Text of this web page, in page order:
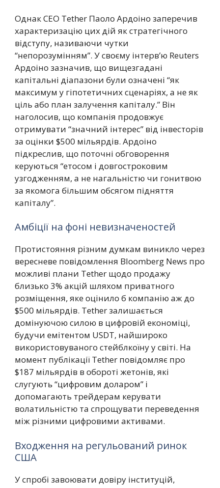
Однак CEO Тether Паоло Ардоіно заперечив
характеризацію цих дій як стратегічного
відступу, називаючи чутки
“непорозумінням”. У своєму інтерв’ю Reuters
Ардоіно зазначив, що вищезгадані
капітальні діапазони були означені “як
максимум у гіпотетичних сценаріях, а не як
ціль або план залучення капіталу.” Він
наголосив, що компанія продовжує
отримувати “значний інтерес” від інвесторів
за оцінки $500 мільярдів. Ардоіно
підкреслив, що поточні обговорення
керуються “етосом і довгостроковим
узгодженням, а не нагальністю чи гонитвою
за якомога більшим обсягом підняття
капіталу”.
Амбіції на фоні невизначеностей
Протистояння різним думкам виникло через
вересневе повідомлення Bloomberg News про
можливі плани Tether щодо продажу
близько 3% акцій шляхом приватного
розміщення, яке оцінило б компанію аж до
$500 мільярдів. Tether залишається
домінуючою силою в цифровій економіці,
будучи емітентом USDT, найшироко
використовуваного стейблкоїну у світі. На
момент публікації Tether повідомляє про
$187 мільярдів в обороті жетонів, які
слугують “цифровим доларом” і
допомагають трейдерам керувати
волатильністю та спрощувати переведення
між різними цифровими активами.
Входження на регульований ринок
США
У спробі завоювати довіру інституцій,